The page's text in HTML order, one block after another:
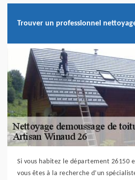
Trouver un professionnel
Si vous habitez le département 26150
vous êtes à la recherche d’un